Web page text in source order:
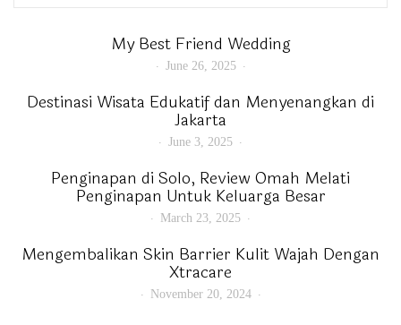
My Best Friend Wedding
June 26, 2025
Destinasi Wisata Edukatif dan Menyenangkan di
Jakarta
June 3, 2025
Penginapan di Solo, Review Omah Melati
Penginapan Untuk Keluarga Besar
March 23, 2025
Mengembalikan Skin Barrier Kulit Wajah Dengan
Xtracare
November 20, 2024